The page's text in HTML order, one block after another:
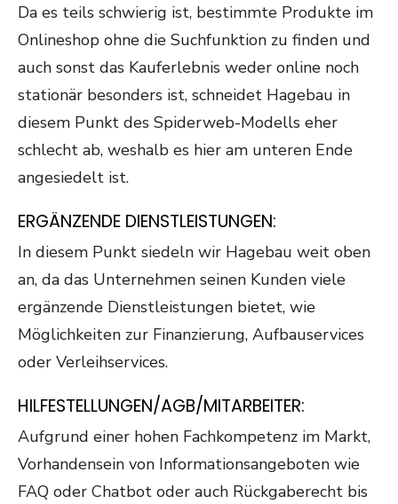
Da es teils schwierig ist, bestimmte Produkte im
Onlineshop ohne die Suchfunktion zu finden und
auch sonst das Kauferlebnis weder online noch
stationär besonders ist, schneidet Hagebau in
diesem Punkt des Spiderweb-Modells eher
schlecht ab, weshalb es hier am unteren Ende
angesiedelt ist.
ERGÄNZENDE DIENSTLEISTUNGEN:
In diesem Punkt siedeln wir Hagebau weit oben
an, da das Unternehmen seinen Kunden viele
ergänzende Dienstleistungen bietet, wie
Möglichkeiten zur Finanzierung, Aufbauservices
oder Verleihservices.
HILFESTELLUNGEN/AGB/MITARBEITER:
Aufgrund einer hohen Fachkompetenz im Markt,
Vorhandensein von Informationsangeboten wie
FAQ oder Chatbot oder auch Rückgaberecht bis